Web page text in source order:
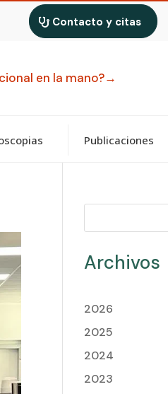
Contacto y citas
en la mano?→
Publicaciones
Archivos
2026
2025
2024
2023